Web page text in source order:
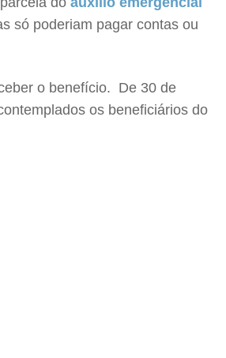
só poderiam pagar contas ou
o benefício. De 30 de
os beneficiários do